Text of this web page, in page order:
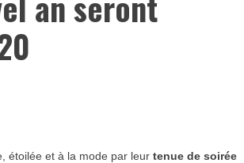
étoilée et à la mode par leurtenue de soirée